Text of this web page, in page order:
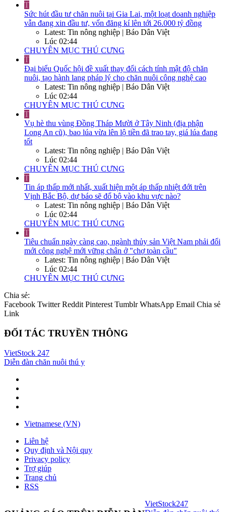
T
Sức hút đầu tư chăn nuôi tại Gia Lai, một loạt doanh nghiệp
vẫn đang xin đầu tư, vốn đăng kí lên tới 26.000 tỷ đồng
Latest: Tin nông nghiệp | Báo Dân Việt
Lúc 02:44
CHUYÊN MỤC THÚ CƯNG
T
Đại biểu Quốc hội đề xuất thay đổi cách tính mật độ chăn
nuôi, tạo hành lang pháp lý cho chăn nuôi công nghệ cao
Latest: Tin nông nghiệp | Báo Dân Việt
Lúc 02:44
CHUYÊN MỤC THÚ CƯNG
T
Vụ hè thu vùng Đồng Tháp Mười ở Tây Ninh (địa phận
Long An cũ), bao lúa vừa lên lộ tiền đã trao tay, giá lúa đang
tốt
Latest: Tin nông nghiệp | Báo Dân Việt
Lúc 02:44
CHUYÊN MỤC THÚ CƯNG
T
Tin áp thấp mới nhất, xuất hiện một áp thấp nhiệt đới trên
Vịnh Bắc Bộ, dự báo sẽ đổ bộ vào khu vực nào?
Latest: Tin nông nghiệp | Báo Dân Việt
Lúc 02:44
CHUYÊN MỤC THÚ CƯNG
T
Tiêu chuẩn ngày càng cao, ngành thủy sản Việt Nam phải đổi
mới công nghệ mới vững chân ở "chợ toàn cầu"
Latest: Tin nông nghiệp | Báo Dân Việt
Lúc 02:44
CHUYÊN MỤC THÚ CƯNG
Chia sẻ:
Facebook Twitter Reddit Pinterest Tumblr WhatsApp Email Chia sẻ
Link
ĐỐI TÁC TRUYỀN THÔNG
VietStock 247
Diễn đàn chăn nuôi thú y
Vietnamese (VN)
Liên hệ
Quy định và Nội quy
Privacy policy
Trợ giúp
Trang chủ
RSS
VietStock247